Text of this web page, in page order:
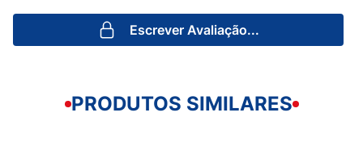
Escrever Avaliação...
PRODUTOS SIMILARES